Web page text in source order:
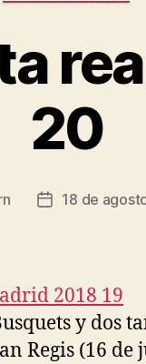
20
Fecha
18 de
y dos
Regis (16 de